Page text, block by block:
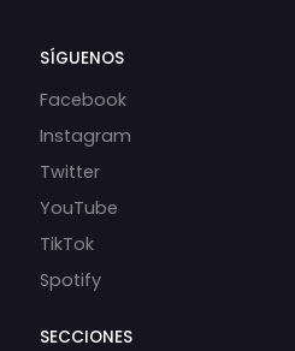
SÍGUENOS
Facebook
Instagram
Twitter
YouTube
TikTok
Spotify
SECCIONES